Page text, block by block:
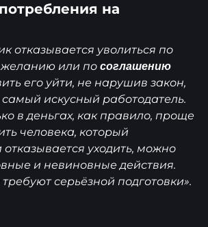
на
отказывается уволиться по
желанию или по соглашению
его уйти, не нарушив закон,
искусный работодатель.
в деньгах, как правило, проще
человека, который
отказывается уходить, можно
и невиновные действия.
серьёзной подготовки».